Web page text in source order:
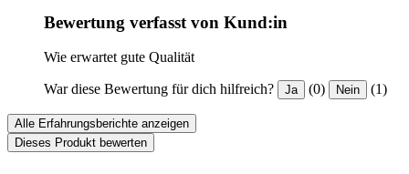
Bewertung verfasst von Kund:in
Wie erwartet gute Qualität
War diese Bewertung für dich hilfreich? Ja (0) Nein (1)
Alle Erfahrungsberichte anzeigen
Dieses Produkt bewerten